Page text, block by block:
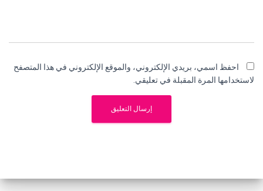
احفظ اسمي، بريدي الإلكتروني، والموقع الإلكتروني في هذا المتصفح
لاستخدامها المرة المقبلة في تعليقي.